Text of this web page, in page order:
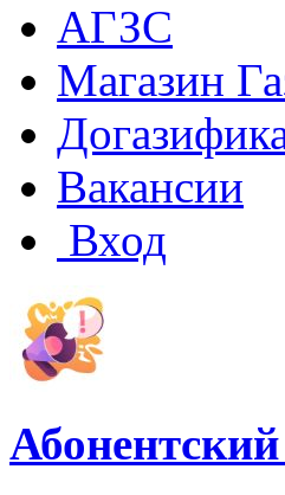
АГЗС
Магазин
Вакансии
Вход